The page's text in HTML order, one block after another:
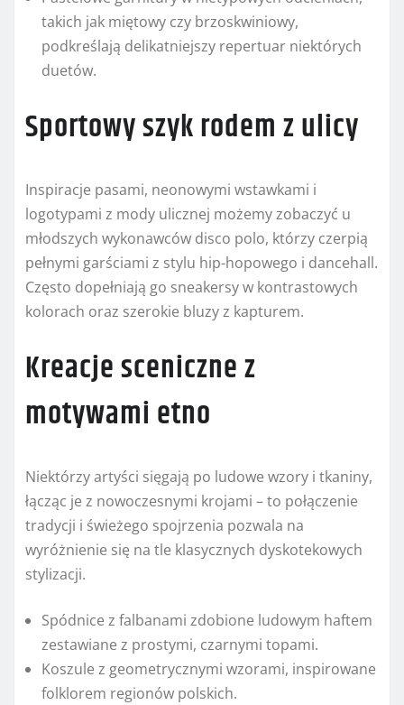
takich jak miętowy czy brzoskwiniowy,
podkreślają delikatniejszy repertuar niektórych
duetów.
Sportowy szyk rodem z ulicy
Inspiracje pasami, neonowymi wstawkami i
logotypami z mody ulicznej możemy zobaczyć u
młodszych wykonawców disco polo, którzy czerpią
pełnymi garściami z stylu hip-hopowego i dancehall.
Często dopełniają go sneakersy w kontrastowych
kolorach oraz szerokie bluzy z kapturem.
Kreacje sceniczne z
motywami etno
Niektórzy artyści sięgają po ludowe wzory i tkaniny,
łącząc je z nowoczesnymi krojami – to połączenie
tradycji i świeżego spojrzenia pozwala na
wyróżnienie się na tle klasycznych dyskotekowych
stylizacji.
Spódnice z falbanami zdobione ludowym haftem
zestawiane z prostymi, czarnymi topami.
Koszule z geometrycznymi wzorami, inspirowane
folklorem regionów polskich.